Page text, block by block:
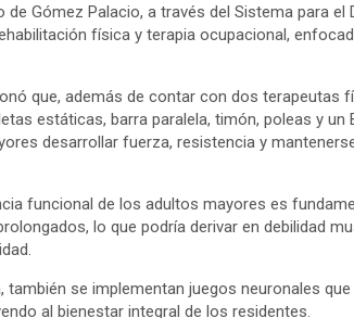
Gómez Palacio, a través del Sistema para el
física y terapia ocupacional,
que, además de contar con dos terapeutas
estáticas, barra paralela, timón, poleas y un
desarrollar fuerza, resistencia y
funcional de los adultos mayores es
lo que podría derivar en debilidad
se implementan juegos neuronales
al bienestar integral de los residentes.